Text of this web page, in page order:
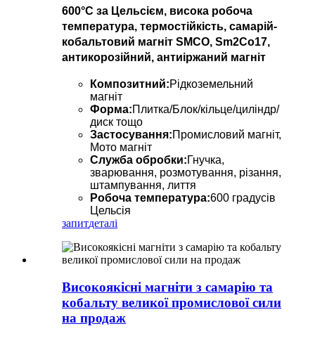
600°C за Цельсієм, висока робоча
температура, термостійкість, самарій-
кобальтовий магніт SMCO, Sm2Co17,
антикорозійний, антиіржаний магніт
Композитний:Рідкоземельний
магніт
Форма:Плитка/Блок/кільце/циліндр/
диск тощо
Застосування:Промисловий магніт,
Мото магніт
Служба обробки:Гнучка,
зварювання, розмотування, різання,
штампування, лиття
Робоча температура:600 градусів
Цельсія
запитдеталі
Високоякісні магніти з самарію та
кобальту великої промислової сили
на продаж